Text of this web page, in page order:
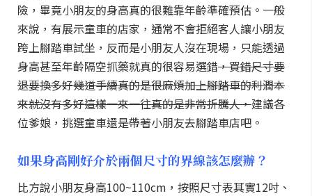
險，畢竟小朋友的身高真的很難靠年齡準確預估。一般
來說，有展示童車的店家，通常不會拒絕客人讓小朋友
跨上腳踏車試坐，反而是小朋友人沒在現場，只能透過
身高甚至年齡隔空抓藥就真的很容易選錯，買錯尺寸要
退要換多好幾道手續真的是很麻煩加上腳踏車的利潤本
來就沒有多好這樣一來一往真的是非常折騰人，建議各
位爹娘，挑選童車還是帶著小朋友去腳踏車店吧。
如果身高剛好介於兩個尺寸的界線該怎麼辦？
比方說小朋友身高100~110cm，按照尺寸表其實12吋、